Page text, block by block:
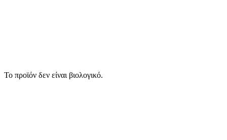
Το προϊόν δεν είναι βιολογικό.